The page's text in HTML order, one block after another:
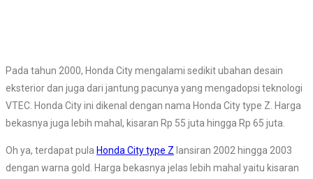
Pada tahun 2000, Honda City mengalami sedikit ubahan desain
eksterior dan juga dari jantung pacunya yang mengadopsi teknologi
VTEC. Honda City ini dikenal dengan nama Honda City type Z. Harga
bekasnya juga lebih mahal, kisaran Rp 55 juta hingga Rp 65 juta.
Oh ya, terdapat pula Honda City type Z lansiran 2002 hingga 2003
dengan warna gold. Harga bekasnya jelas lebih mahal yaitu kisaran